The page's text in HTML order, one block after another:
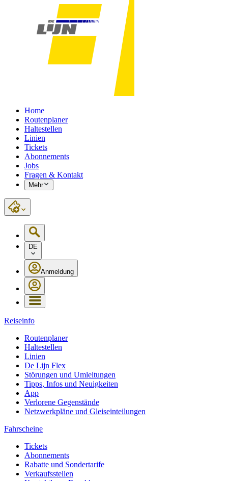
Home
Routenplaner
Haltestellen
Linien
Tickets
Abonnements
Jobs
Fragen & Kontakt
Mehr
DE
Anmeldung
Reiseinfo
Routenplaner
Haltestellen
Linien
De Lijn Flex
Störungen und Umleitungen
Tipps, Infos und Neuigkeiten
App
Verlorene Gegenstände
Netzwerkpläne und Gleiseinteilungen
Fahrscheine
Tickets
Abonnements
Rabatte und Sondertarife
Verkaufsstellen